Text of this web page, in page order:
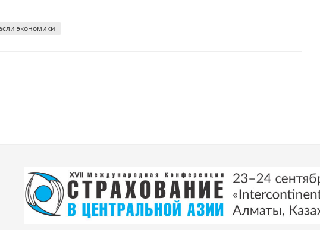
экономики
недвижимость в 2025 году: реалистичный прогноз
отличается от сберегательного и почему выгодно держать депозиты в разных банках